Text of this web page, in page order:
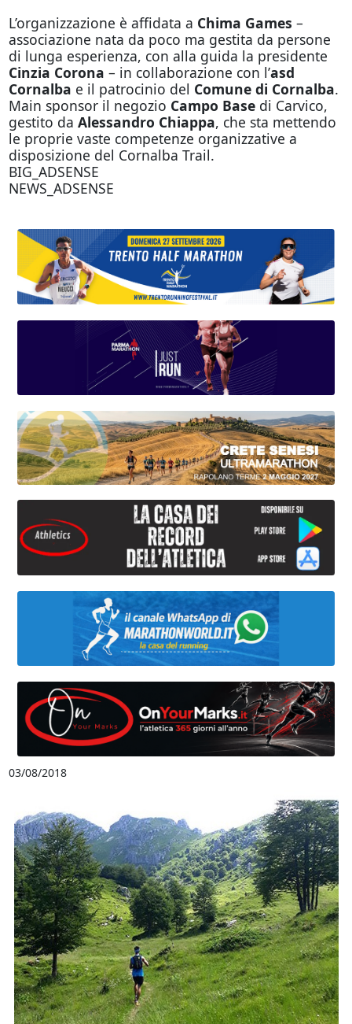
L’organizzazione è affidata a Chima Games –
associazione nata da poco ma gestita da persone
di lunga esperienza, con alla guida la presidente
Cinzia Corona – in collaborazione con l’asd
Cornalba e il patrocinio del Comune di Cornalba.
Main sponsor il negozio Campo Basedi Carvico,
gestito da Alessandro Chiappa, che sta mettendo
le proprie vaste competenze organizzative a
disposizione del Cornalba Trail.
BIG_ADSENSE
NEWS_ADSENSE
03/08/2018